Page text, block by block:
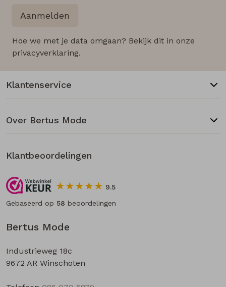
Aanmelden
Hoe we met je data omgaan? Bekijk dit in onze
privacyverklaring.
Bertus Mode
Industrieweg 18c
9672 AR Winschoten
Klantenservice
Over Bertus Mode
Klantbeoordelingen
9.5
Gebaseerd op 58 beoordelingen